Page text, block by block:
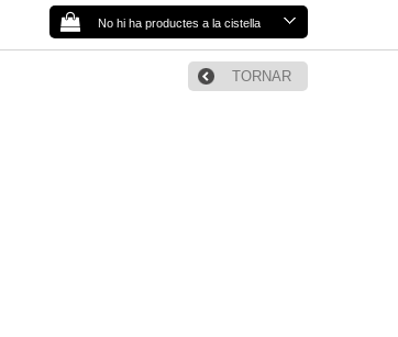
No hi ha productes a la cistella
TORNAR